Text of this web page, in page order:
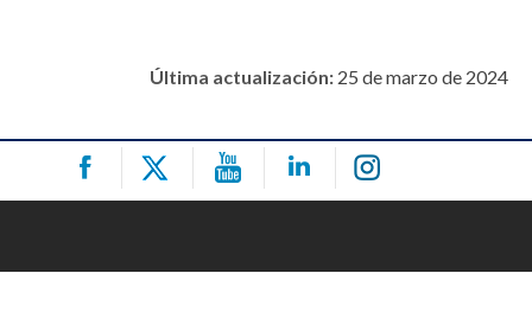
Última actualización: 25 de marzo de 2024